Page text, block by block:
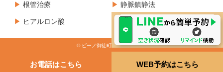
根管治療 静脈鎮静法
ヒアルロン酸 ボツリヌス製剤治療
© ビーノ御徒町歯科クリニック
お電話はこちら WEB予約はこちら